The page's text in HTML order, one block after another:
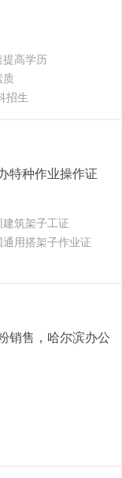
高学历
招生
特种作业操作证
筑架子工证
用搭架子作业证
销售，哈尔滨办公